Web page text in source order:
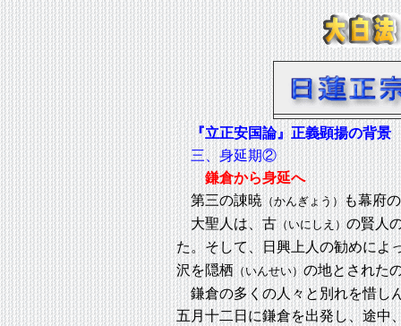
『立正安国論』正義顕揚の背景
三、身延期②
鎌倉から身延へ
第三の諌暁（かんぎょう）も幕府
大聖人は、古（いにしえ）の賢人
た。そして、日興上人の勧めによ
沢を隠栖（いんせい）の地とされた
鎌倉の多くの人々と別れを惜し
五月十二日に鎌倉を出発し、途中